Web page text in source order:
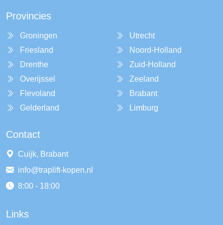
Provincies
Groningen
Friesland
Drenthe
Overijssel
Flevoland
Gelderland
Utrecht
Noord-Holland
Zuid-Holland
Zeeland
Brabant
Limburg
Contact
Cuijk, Brabant
info@traplift-kopen.nl
8:00 - 18:00
Links